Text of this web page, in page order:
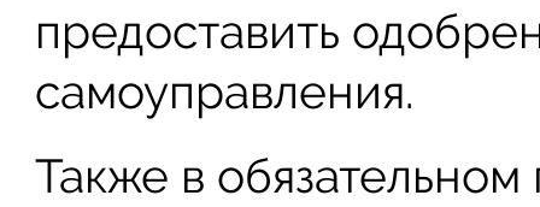
предоставить
самоуправления.
Также в